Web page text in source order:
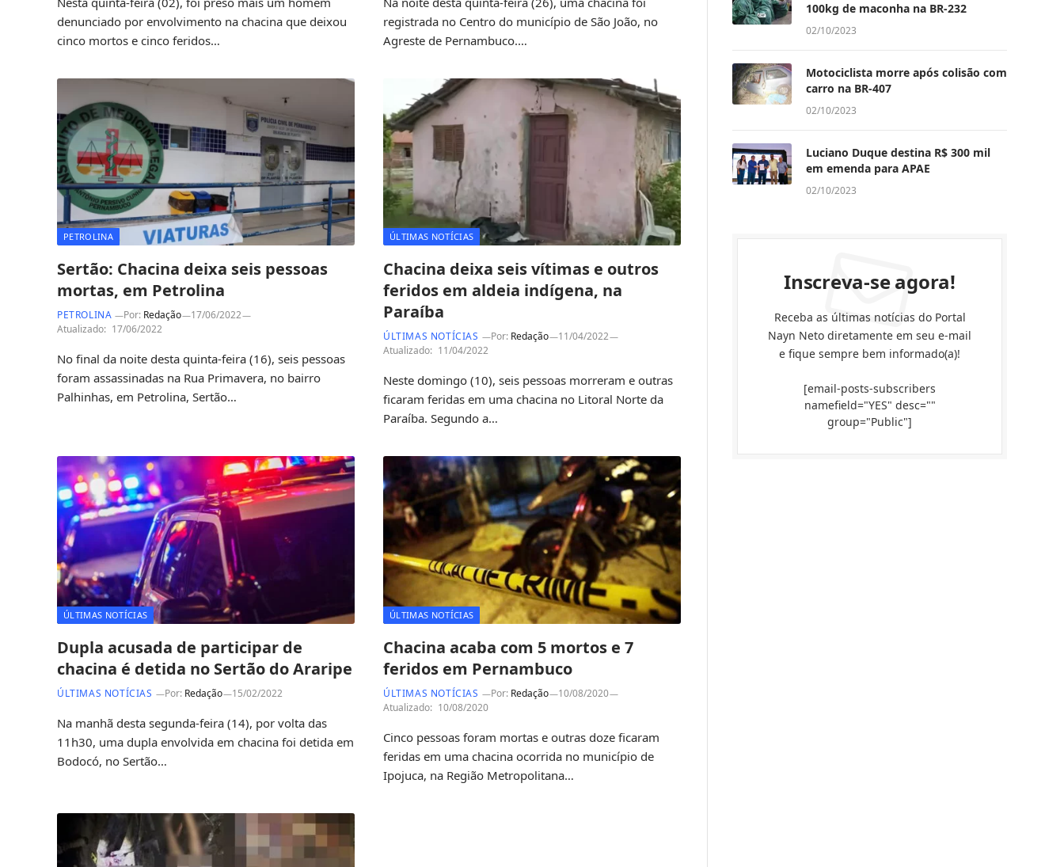
denunciado por envolvimento na chacina que deixou
cinco mortos e cinco feridos…
registrada no Centro do município de São João, no
Agreste de Pernambuco.…
PETROLINA
Sertão: Chacina deixa seis pessoas
mortas, em Petrolina
PETROLINA Por: Redação
17/06/2022
Atualizado: 17/06/2022
No final da noite desta quinta-feira (16), seis pessoas
foram assassinadas na Rua Primavera, no bairro
Palhinhas, em Petrolina, Sertão…
ÚLTIMAS NOTÍCIAS
Chacina deixa seis vítimas e outros
feridos em aldeia indígena, na
Paraíba
ÚLTIMAS NOTÍCIAS Por: Redação
11/04/2022
Atualizado: 11/04/2022
Neste domingo (10), seis pessoas morreram e outras
ficaram feridas em uma chacina no Litoral Norte da
Paraíba. Segundo a…
ÚLTIMAS NOTÍCIAS
Dupla acusada de participar de
chacina é detida no Sertão do Araripe
ÚLTIMAS NOTÍCIAS Por: Redação 15/02/2022
Na manhã desta segunda-feira (14), por volta das
11h30, uma dupla envolvida em chacina foi detida em
Bodocó, no Sertão…
ÚLTIMAS NOTÍCIAS
Chacina acaba com 5 mortos e 7
feridos em Pernambuco
ÚLTIMAS NOTÍCIAS Por: Redação
10/08/2020
Atualizado: 10/08/2020
Cinco pessoas foram mortas e outras doze ficaram
feridas em uma chacina ocorrida no município de
Ipojuca, na Região Metropolitana…
100kg de maconha na BR-232
02/10/2023
Motociclista morre após colisão com
carro na BR-407
02/10/2023
Luciano Duque destina R$ 300 mil
em emenda para APAE
02/10/2023
Inscreva-se agora!
Receba as últimas notícias do Portal
Nayn Neto diretamente em seu e-mail
e fique sempre bem informado(a)!
[email-posts-subscribers
namefield="YES" desc=""
group="Public"]